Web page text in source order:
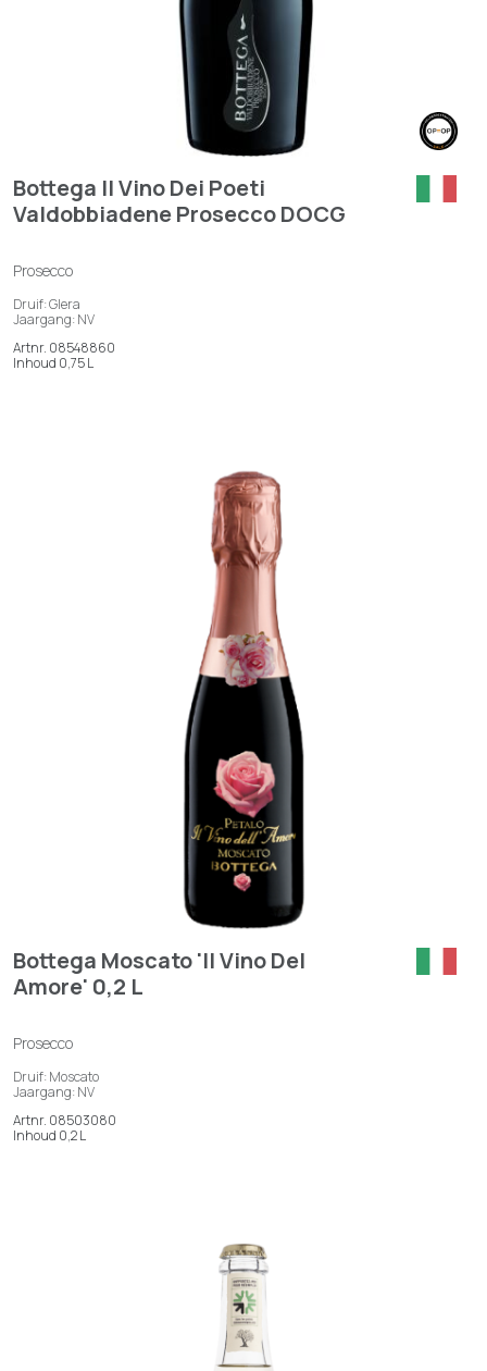
Bottega Il Vino Dei Poeti
Valdobbiadene Prosecco DOCG
Prosecco
Druif: Glera
Jaargang: NV
Artnr. 08548860
Inhoud 0,75 L
Bottega Moscato 'Il Vino Del
Amore' 0,2 L
Prosecco
Druif: Moscato
Jaargang: NV
Artnr. 08503080
Inhoud 0,2 L